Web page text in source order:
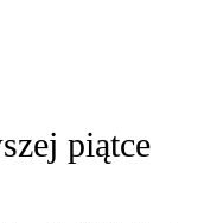
piątce